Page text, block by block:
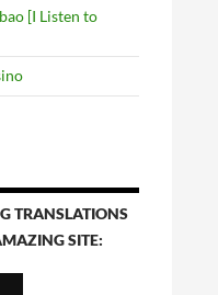
[I Listen to
TRANSLATIONS
SITE: